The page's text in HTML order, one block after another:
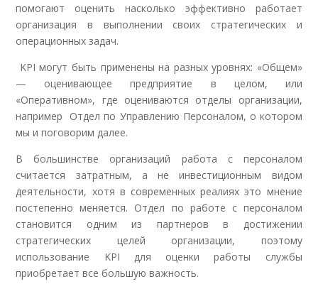
помогают оценить насколько эффективно работает
организация в выполнении своих стратегических и
операционных задач.
KPI могут быть применены на разных уровнях: «Общем»
— оценивающее предприятие в целом, или
«Оперативном», где оцениваются отделы организации,
например Отдел по Управлению Персоналом, о котором
мы и поговорим далее.
В большинстве организаций работа с персоналом
считается затратным, а не инвестиционным видом
деятельности, хотя в современных реалиях это мнение
постепенно меняется. Отдел по работе с персоналом
становится одним из партнеров в достижении
стратегических целей организации, поэтому
использование KPI для оценки работы службы
приобретает все большую важность.